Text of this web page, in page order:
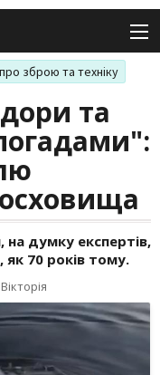
зброю та техніку
та
на думку експертів,
70 років тому.